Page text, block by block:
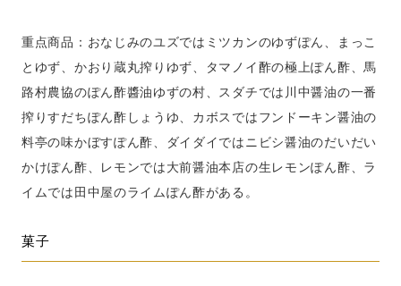
重点商品：おなじみのユズではミツカンのゆずぽん、まっこ
とゆず、かおり蔵丸搾りゆず、タマノイ酢の極上ぽん酢、馬
路村農協のぽん酢醬油ゆずの村、スダチでは川中醤油の一番
搾りすだちぽん酢しょうゆ、カボスではフンドーキン醤油の
料亭の味かぼすぽん酢、ダイダイではニビシ醤油のだいだい
かけぽん酢、レモンでは大前醤油本店の生レモンぽん酢、ラ
イムでは田中屋のライムぽん酢がある。
菓子